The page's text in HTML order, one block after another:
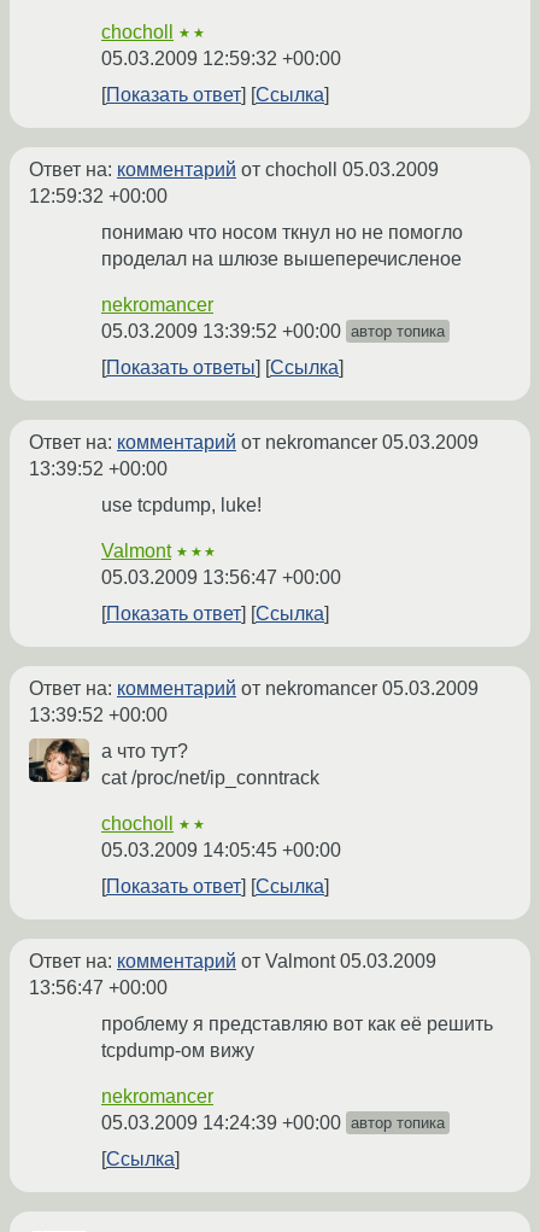
chocholl ★★
05.03.2009 12:59:32 +00:00
Показать ответ
Ссылка
Ответ на: комментарий от chocholl 05.03.2009
12:59:32 +00:00
понимаю что носом ткнул но не помогло
проделал на шлюзе вышеперечисленое
nekromancer
05.03.2009 13:39:52 +00:00 автор топика
Показать ответы Ссылка
Ответ на: комментарий от nekromancer 05.03.2009
13:39:52 +00:00
use tcpdump, luke!
Valmont ★★★
05.03.2009 13:56:47 +00:00
Показать ответ
Ссылка
Ответ на: комментарий от nekromancer 05.03.2009
13:39:52 +00:00
а что тут?
cat /proc/net/ip_conntrack
chocholl ★★
05.03.2009 14:05:45 +00:00
Показать ответ
Ссылка
Ответ на: комментарий от Valmont05.03.2009
13:56:47 +00:00
проблему я представляю вот как её решить
tcpdump-ом вижу
nekromancer
05.03.2009 14:24:39 +00:00 автор топика
Ссылка